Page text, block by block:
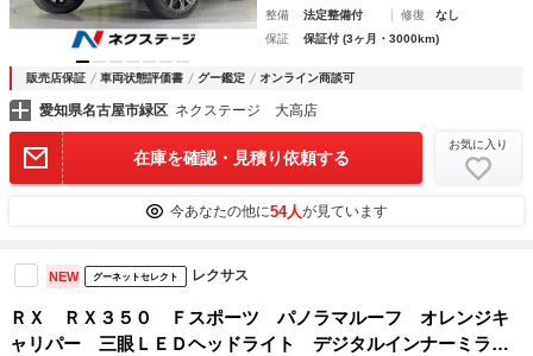
整備
法定整備付 修復
なし
保証
保証付 (3ヶ月・3000km)
販売店保証 車両状態評価書 グー鑑定 オンライン商談可
愛知県名古屋市緑区 ネクステージ 大高店
在庫を確認・見積り依頼する
お気に入り
今あなたの他に54人が見ています
NEW グーネットセレクト レクサス
ＲＸ ＲＸ３５０ Ｆスポーツ パノラマルーフ オレンジキ
ャリパー 三眼ＬＥＤヘッドライト デジタルインナーミラ